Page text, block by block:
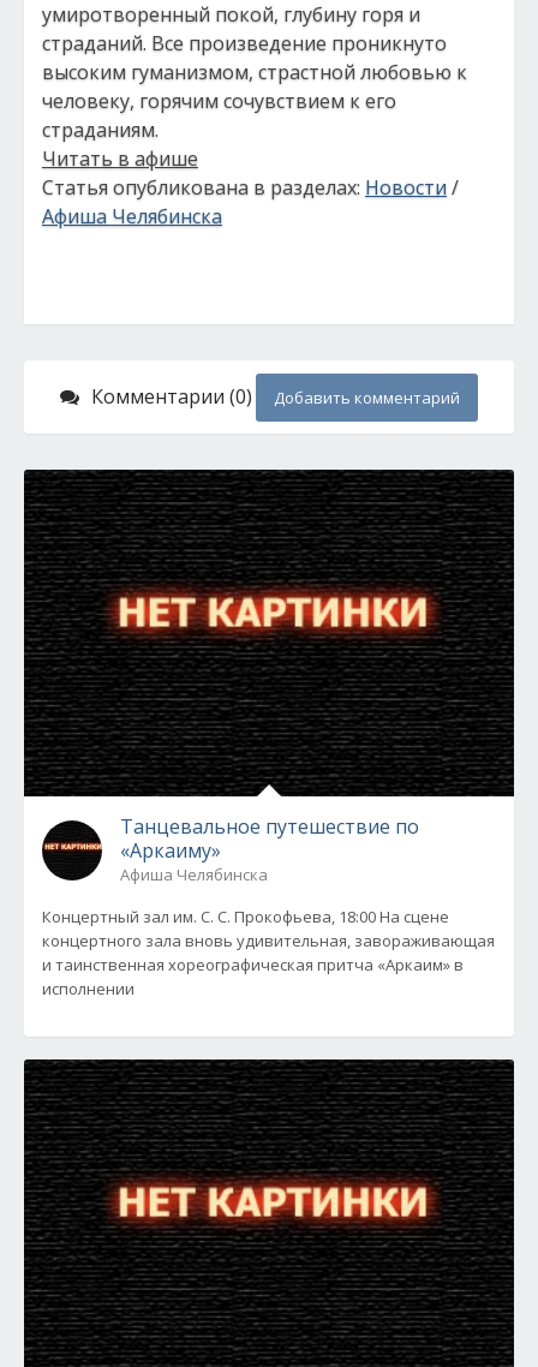
умиротворенный покой, глубину горя и
страданий. Все произведение проникнуто
высоким гуманизмом, страстной любовью к
человеку, горячим сочувствием к его
страданиям.
Читать в афише
Статья опубликована в разделах: Новости/
Афиша Челябинска
Комментарии (0) Добавить комментарий
Танцевальное путешествие по
«Аркаиму»
Афиша Челябинска
Концертный зал им. С. С. Прокофьева, 18:00 На сцене
концертного зала вновь удивительная, завораживающая
и таинственная хореографическая притча «Аркаим» в
исполнении